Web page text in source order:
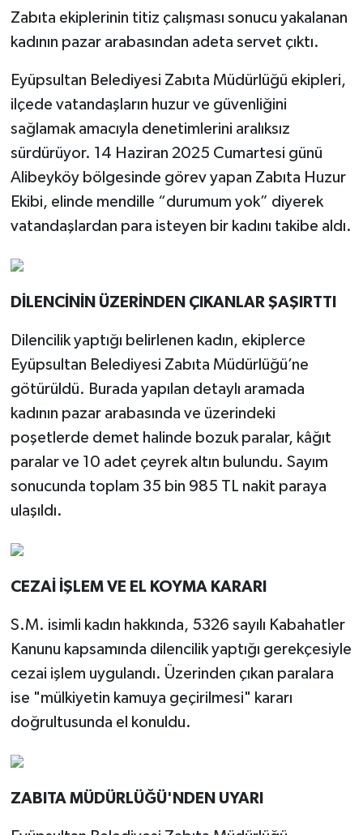
Zabıta ekiplerinin titiz çalışması sonucu yakalanan
kadının pazar arabasından adeta servet çıktı.
Eyüpsultan Belediyesi Zabıta Müdürlüğü ekipleri,
ilçede vatandaşların huzur ve güvenliğini
sağlamak amacıyla denetimlerini aralıksız
sürdürüyor. 14 Haziran 2025 Cumartesi günü
Alibeyköy bölgesinde görev yapan Zabıta Huzur
Ekibi, elinde mendille “durumum yok” diyerek
vatandaşlardan para isteyen bir kadını takibe aldı.
DİLENCİNİN ÜZERİNDEN ÇIKANLAR ŞAŞIRTTI
Dilencilik yaptığı belirlenen kadın, ekiplerce
Eyüpsultan Belediyesi Zabıta Müdürlüğü’ne
götürüldü. Burada yapılan detaylı aramada
kadının pazar arabasında ve üzerindeki
poşetlerde demet halinde bozuk paralar, kâğıt
paralar ve 10 adet çeyrek altın bulundu. Sayım
sonucunda toplam 35 bin 985 TL nakit paraya
ulaşıldı.
CEZAİ İŞLEM VE EL KOYMA KARARI
S.M. isimli kadın hakkında, 5326 sayılı Kabahatler
Kanunu kapsamında dilencilik yaptığı gerekçesiyle
cezai işlem uygulandı. Üzerinden çıkan paralara
ise "mülkiyetin kamuya geçirilmesi" kararı
doğrultusunda el konuldu.
ZABITA MÜDÜRLÜĞÜ'NDEN UYARI
YAŞAM